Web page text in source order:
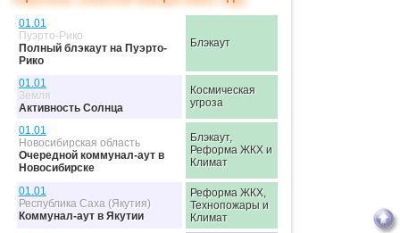
01.01
Пуэрто-Рико
Полный блэкаут на Пуэрто-
Рико
Блэкаут
01.01
Земля
Активность Солнца
Космическая
угроза
01.01
Новосибирская область
Очередной коммунал-аут в
Новосибирске
Блэкаут,
Реформа ЖКХ и
Климат
01.01
Республика Саха (Якутия)
Коммунал-аут в Якутии
Реформа ЖКХ,
Технопожары и
Климат